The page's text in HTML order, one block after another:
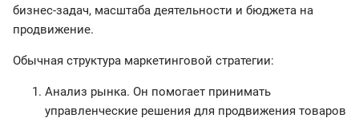
бизнес-задач, масштаба деятельности и бюджета на
продвижение.
Обычная структура маркетинговой стратегии:
Анализ рынка. Он помогает принимать
управленческие решения для продвижения товаров